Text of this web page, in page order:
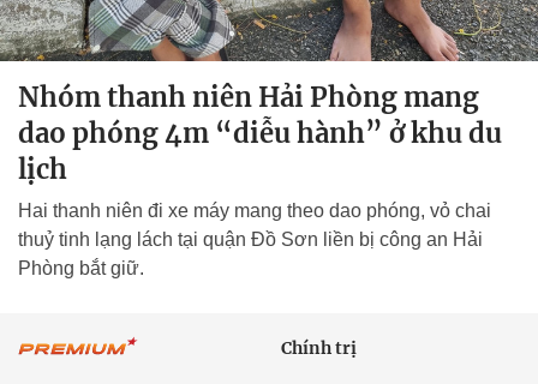
Nhóm thanh niên Hải Phòng mang
dao phóng 4m “diễu hành” ở khu du
lịch
Hai thanh niên đi xe máy mang theo dao phóng, vỏ chai
thuỷ tinh lạng lách tại quận Đồ Sơn liền bị công an Hải
Phòng bắt giữ.
Chính trị